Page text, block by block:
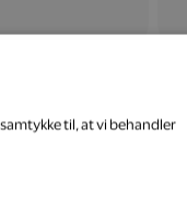
til, at vi behandler